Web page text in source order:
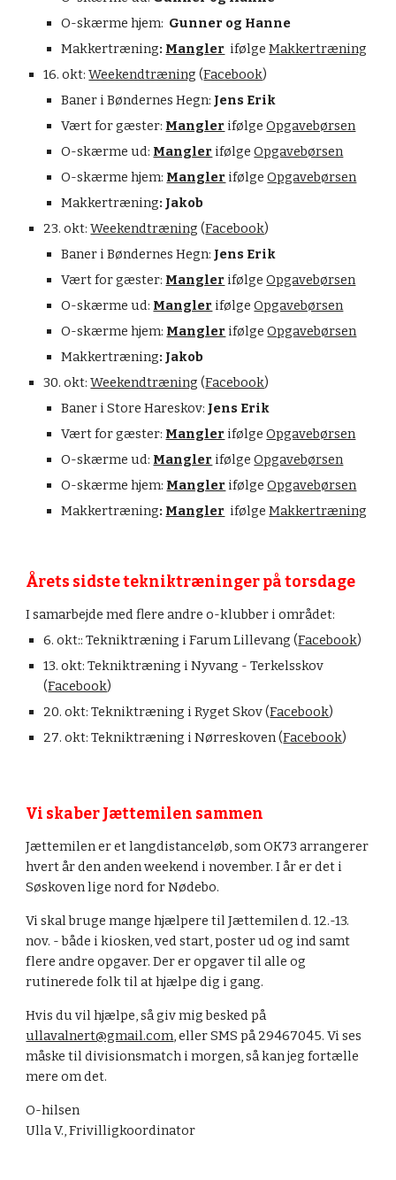
O-skærme hjem: Gunner og Hanne
Makkertræning: Mangler
  ifølge
Makkertræning
16. okt: Weekendtræning (Facebook)
Baner i Bøndernes Hegn: Jens Erik
Vært for gæster: Mangler ifølge Opgavebørsen
O-skærme ud: Mangler ifølge Opgavebørsen
O-skærme hjem: Mangler ifølge Opgavebørsen
Makkertræning: Jakob
23. okt: Weekendtræning (Facebook)
Baner i Bøndernes Hegn: Jens Erik
Vært for gæster: Mangler ifølge Opgavebørsen
O-skærme ud: Mangler ifølge Opgavebørsen
O-skærme hjem: Mangler ifølge Opgavebørsen
Makkertræning: Jakob
30. okt: Weekendtræning (Facebook)
Baner i Store Hareskov: Jens Erik
Vært for gæster: Mangler ifølge Opgavebørsen
O-skærme ud: Mangler ifølge Opgavebørsen
O-skærme hjem: Mangler ifølge Opgavebørsen
Makkertræning: Mangler
  ifølge
Makkertræning
Årets sidste tekniktræninger på torsdage
I samarbejde med flere andre o-klubber i området:
6. okt:: Tekniktræning i Farum Lillevang (Facebook)
13. okt: Tekniktræning i Nyvang - Terkelsskov
(Facebook)
20. okt: Tekniktræning i Ryget Skov (Facebook)
27. okt: Tekniktræning i Nørreskoven (Facebook)
Vi skaber Jættemilen sammen
Jættemilen er et langdistanceløb, som OK73 arrangerer
hvert år den anden weekend i november. I år er det i
Søskoven lige nord for Nødebo.
Vi skal bruge mange hjælpere til Jættemilen d. 12.-13.
nov. - både i kiosken, ved start, poster ud og ind samt
flere andre opgaver. Der er opgaver til alle og
rutinerede folk til at hjælpe dig i gang.
Hvis du vil hjælpe, så giv mig besked på
ullavalnert@gmail.com, eller SMS på 29467045. Vi ses
måske til divisionsmatch i morgen, så kan jeg fortælle
mere om det.
O-hilsen
Ulla V., Frivilligkoordinator